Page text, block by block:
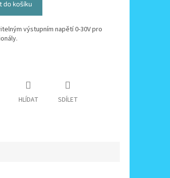
do košíku
výstupním napětí 0-30V pro
HLÍDAT SDÍLET